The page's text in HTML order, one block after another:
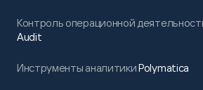
Контроль операционной
Audit
Инструменты аналитикиPolymatica